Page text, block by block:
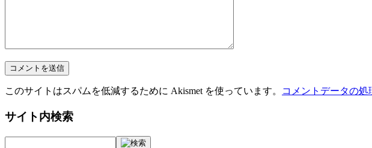
このサイトはスパムを低減するために Akismet を使っています。 コメントデータの
サイト内検索